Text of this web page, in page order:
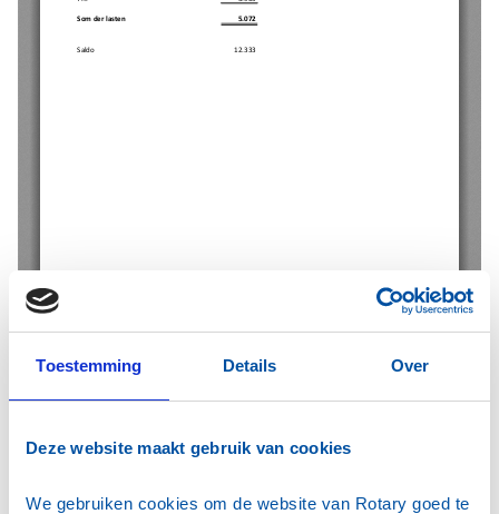
Toestemming Details Over
Deze website maakt gebruik van cookies
We gebruiken cookies om de website van Rotary goed te